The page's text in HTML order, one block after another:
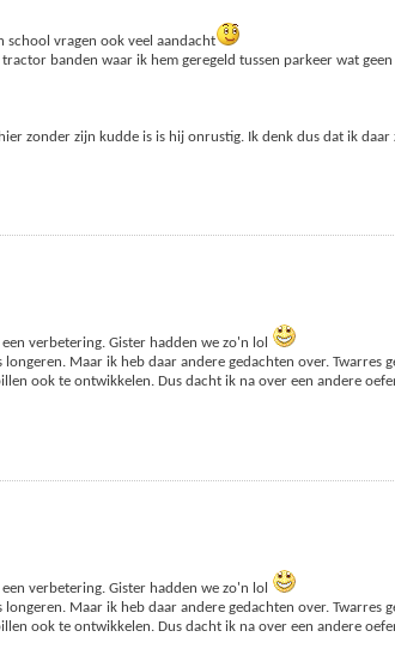
school vragen ook veel aandacht
banden waar ik hem geregeld tussen parkeer wat
zonder zijn kudde is is hij onrustig. Ik denk dus dat ik
een verbetering. Gister hadden we zo'n lol
Maar ik heb daar andere gedachten over. Twarres
ook te ontwikkelen. Dus dacht ik na over een andere
een verbetering. Gister hadden we zo'n lol
Maar ik heb daar andere gedachten over. Twarres
ook te ontwikkelen. Dus dacht ik na over een andere